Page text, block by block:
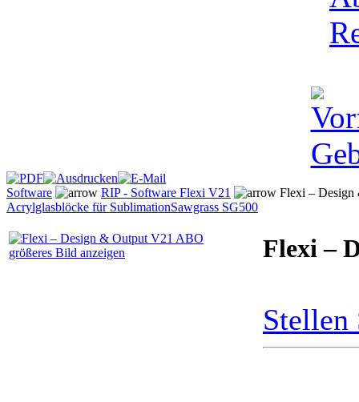
Software RIP - Software Flexi V21
Flexi –
Acrylglasblöcke für SublimationSawgrass SG500
größeres Bild anzeigen Flexi –
Stellen